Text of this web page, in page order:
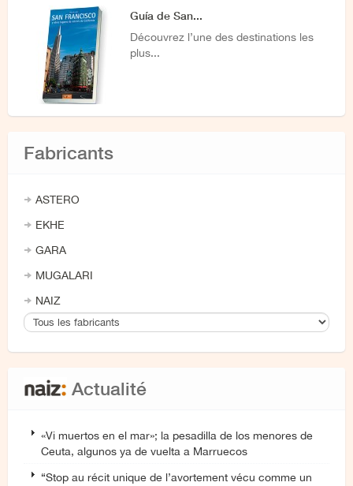
Guía de San...
Découvrez l’une des destinations les
plus...
Fabricants
ASTERO
EKHE
GARA
MUGALARI
NAIZ
Actualité
«Vi muertos en el mar»; la pesadilla de los menores de
Ceuta, algunos ya de vuelta a Marruecos
“Stop au récit unique de l’avortement vécu comme un